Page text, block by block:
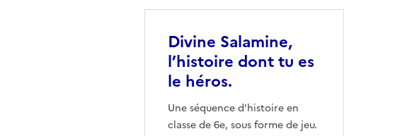
Divine Salamine,
l’histoire dont tu es
le héros.
Une séquence d'histoire en
classe de 6e, sous forme de jeu.